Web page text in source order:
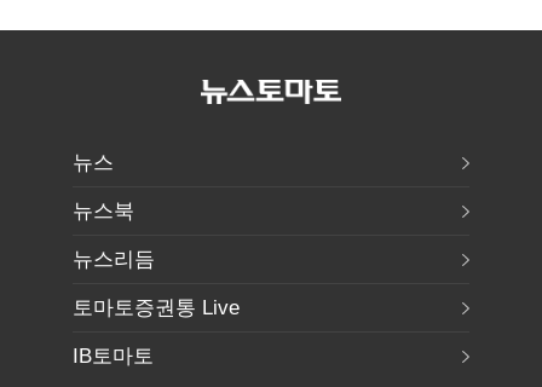
인상·격려금
커스터디 사업
글로벌 확장 가속
뉴스
뉴스북
뉴스리듬
토마토증권통 Live
IB토마토